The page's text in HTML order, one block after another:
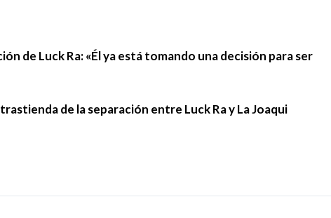
de Luck Ra: «Él ya está tomando una decisión para ser
de la separación entre Luck Ra y La Joaqui